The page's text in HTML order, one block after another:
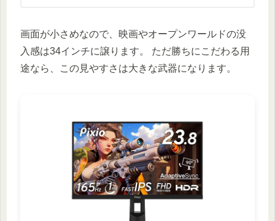
画面が小さめなので、映画やオープンワールドの没
入感は34インチに譲ります。 ただ勝ちにこだわる用
途なら、この見やすさは大きな武器になります。